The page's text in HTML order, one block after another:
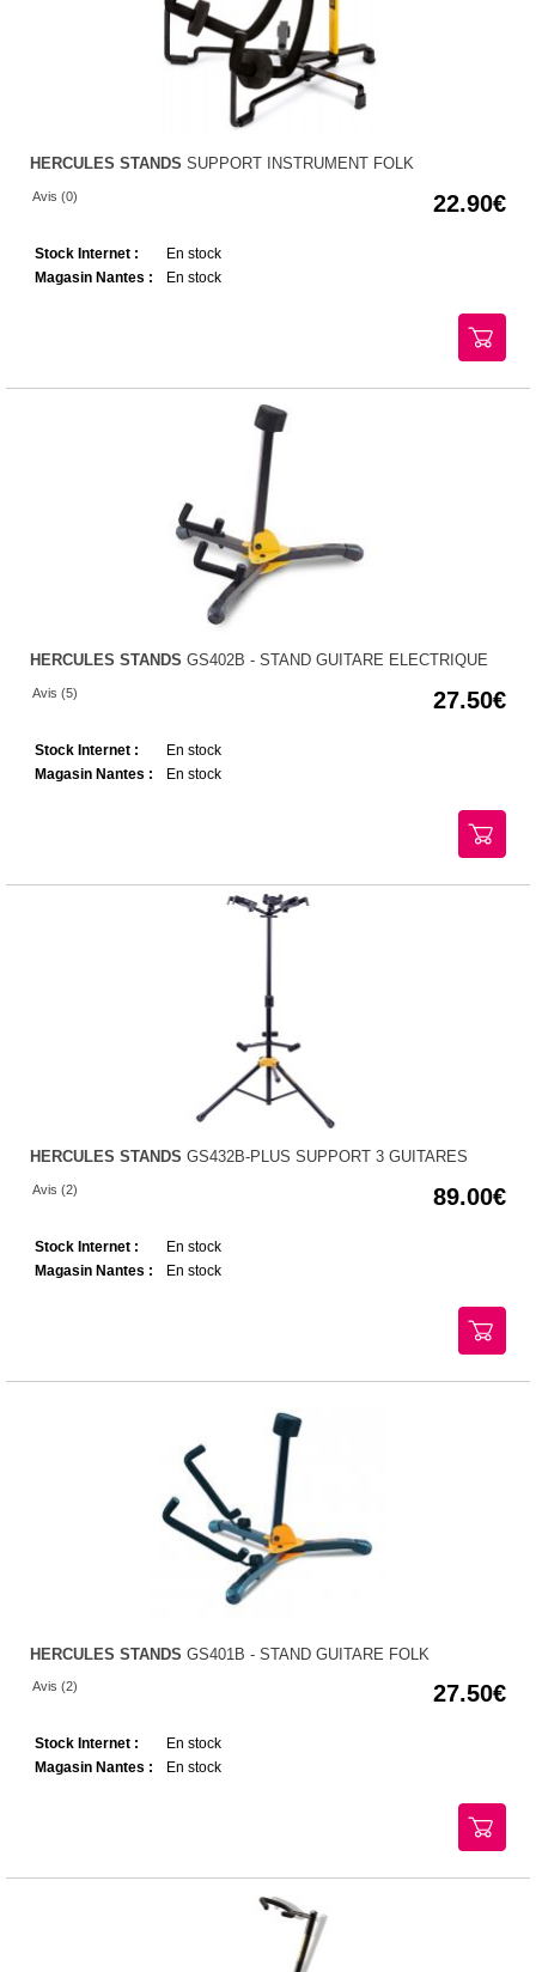
HERCULES STANDS SUPPORT INSTRUMENT FOLK
Avis (0) 22.90
Stock Internet :
En stock
Magasin Nantes :
En stock
HERCULES STANDS GS402B - STAND GUITARE ELECTRIQUE
Avis (5) 27.50
Stock Internet :
En stock
Magasin Nantes :
En stock
HERCULES STANDS GS432B-PLUS SUPPORT 3 GUITARES
Avis (2) 89.00
Stock Internet :
En stock
Magasin Nantes :
En stock
HERCULES STANDS GS401B - STAND GUITARE FOLK
Avis (2) 27.50
Stock Internet :
En stock
Magasin Nantes :
En stock